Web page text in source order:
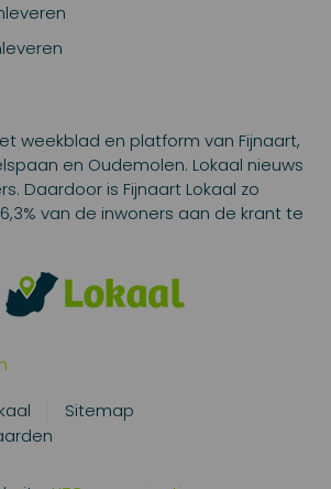
weekblad en platform van Fijnaart,
en Oudemolen. Lokaal nieuws
Daardoor is Fijnaart Lokaal zo
van de inwoners aan de krant te
Sitemap